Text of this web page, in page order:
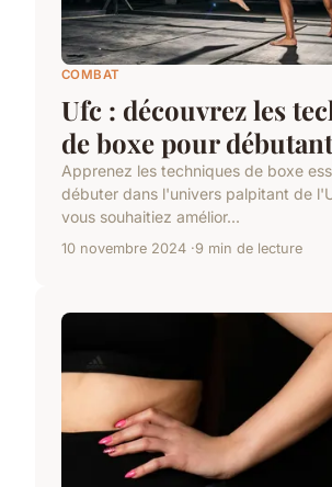
COMBAT
Ufc : découvrez les
de boxe pour
Apprenez les techniques de boxe
débuter dans l'univers palpitant de
vous souhaitiez amélior...
10 novembre 2024 9 min de lecture